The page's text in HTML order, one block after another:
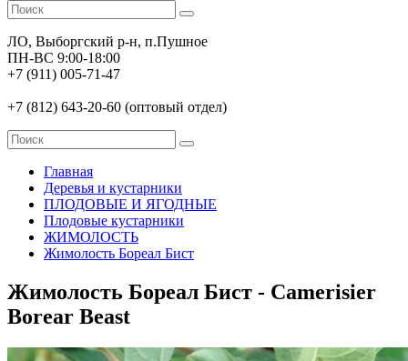
ЛО, Выборгский р-н, п.Пушное
ПН-ВС 9:00-18:00
+7 (911) 005-71-47
+7 (812) 643-20-60 (оптовый отдел)
Главная
Деревья и кустарники
ПЛОДОВЫЕ И ЯГОДНЫЕ
Плодовые кустарники
ЖИМОЛОСТЬ
Жимолость Бореал Бист
Жимолость Бореал Бист - Camerisier
Borear Beast